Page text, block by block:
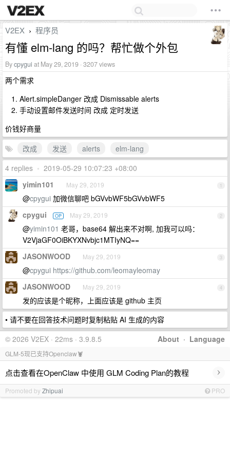
V2EX › 程序员
有懂 elm-lang 的吗？帮忙做个外包
Bycpygui at May 29, 2019 · 3207 views
两个需求
Alert.simpleDanger 改成 Dismissable alerts
手动设置邮件发送时间 改成 定时发送
价钱好商量
改成
发送 alerts
elm-lang
4 replies • 2019-05-29 10:07:23 +08:00
1
yimin101 May 29, 2019
@cpygui 加微信聊吧 bGVvbWF5bGVvbWF5
2
cpygui OP May 29, 2019
@yimin101 老哥，base64 解出来不对啊, 加我可以吗：
V2VjaGF0OiBKYXNvbjc1MTIyNQ==
3
JASONWOOD May 29, 2019
@cpygui https://github.com/leomayleomay
4
JASONWOOD May 29, 2019
发的应该是个昵称，上面应该是 github 主页
• 请不要在回答技术问题时复制粘贴 AI 生成的内容
About · Language
© 2026 V2EX · 22ms · 3.9.8.5
GLM-5现已支持Openclaw🦞
点击查看在OpenClaw 中使用 GLM Coding Plan的教程 ›
Promoted byZhipuai PRO